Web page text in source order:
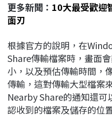
更多新聞： 10大最受歡
面刃
根據官方的說明，在
Share傳輸檔案時，畫面
小，以及預估傳輸時間，
傳輸，這對傳輸大型檔案
Nearby Share的通知還
認收到的檔案及儲存的位